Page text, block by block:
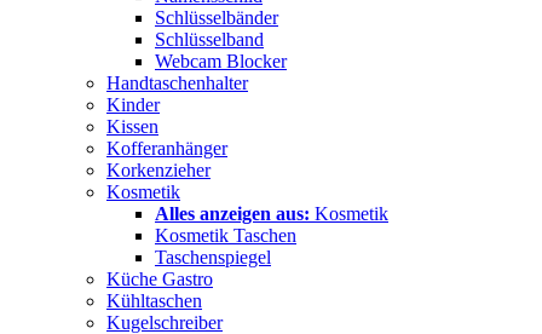
Schlüsselbänder
Schlüsselband
Webcam Blocker
Handtaschenhalter
Kinder
Kissen
Kofferanhänger
Korkenzieher
Kosmetik
Alles anzeigen aus: Kosmetik
Kosmetik Taschen
Taschenspiegel
Küche Gastro
Kühltaschen
Kugelschreiber